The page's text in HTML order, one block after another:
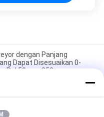
dengan Panjang
Dapat Disesuaikan 0-
Rel 50mm-350mm
Conveyor Dengan Fungsi